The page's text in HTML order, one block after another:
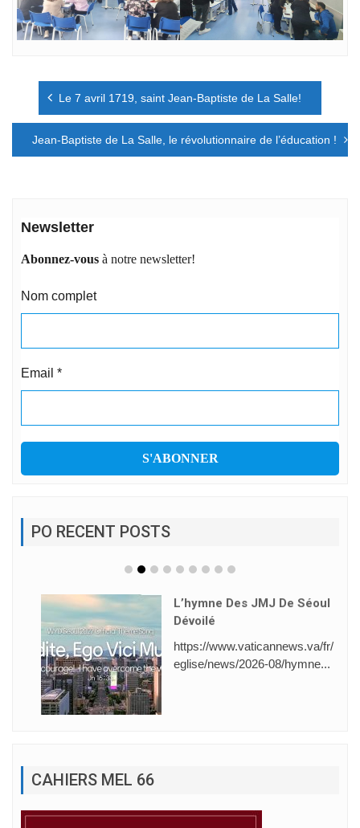
Navigation
l’article
Le 7 avril 1719, saint Jean-Baptiste de La Salle!
Jean-Baptiste de La Salle, le révolutionnaire de l’éducation !
Newsletter
Abonnez-vous à notre newsletter!
Nom complet
Email *
PO RECENT POSTS
L’hymne Des JMJ De Séoul
Dévoilé
https://www.vaticannews.va/fr/
eglise/news/2026-08/hymne...
CAHIERS MEL 66